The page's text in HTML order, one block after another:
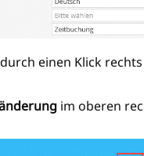
einen Klick
im oberen